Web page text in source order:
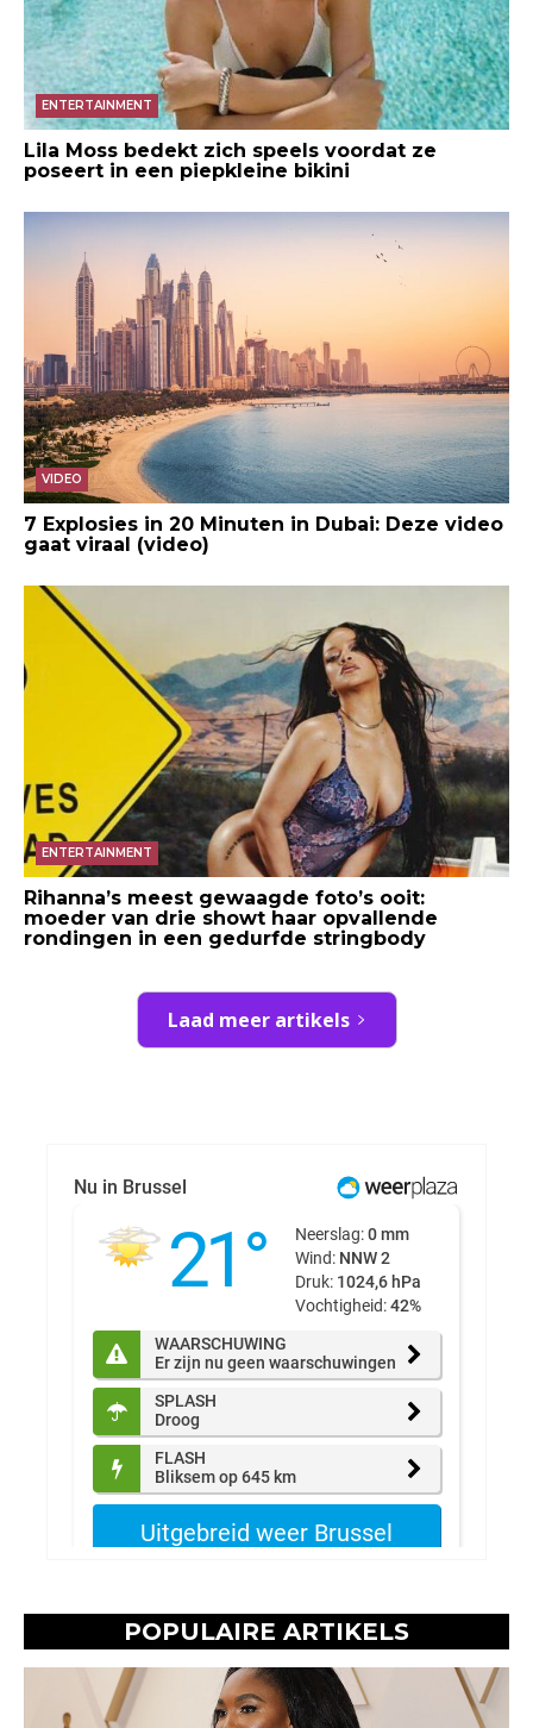
ENTERTAINMENT
Lila Moss bedekt zich speels voordat ze
poseert in een piepkleine bikini
VIDEO
7 Explosies in 20 Minuten in Dubai: Deze video
gaat viraal (video)
ENTERTAINMENT
Rihanna’s meest gewaagde foto’s ooit:
moeder van drie showt haar opvallende
rondingen in een gedurfde stringbody
Laad meer artikels
POPULAIRE ARTIKELS